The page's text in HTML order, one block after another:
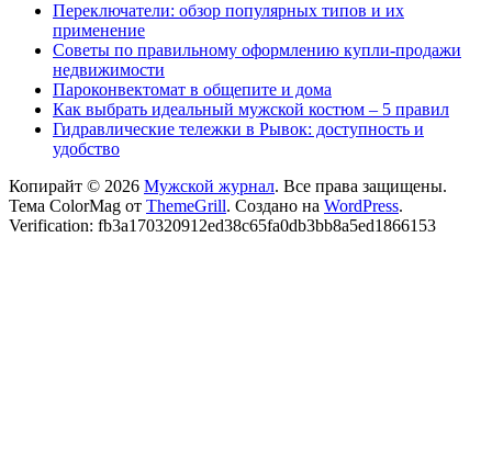
Переключатели: обзор популярных типов и их
применение
Советы по правильному оформлению купли-продажи
недвижимости
Пароконвектомат в общепите и дома
Как выбрать идеальный мужской костюм – 5 правил
Гидравлические тележки в Рывок: доступность и
удобство
Копирайт © 2026 Мужской журнал. Все права защищены.
Тема ColorMag от ThemeGrill. Создано на WordPress.
Verification: fb3a170320912ed38c65fa0db3bb8a5ed1866153